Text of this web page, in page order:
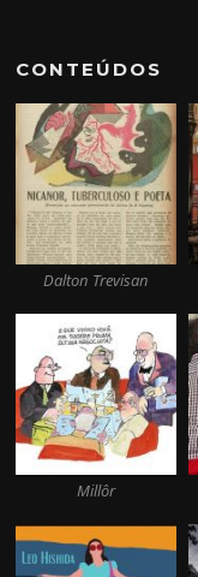
CONTEÚDOS
Dalton Trevisan
Millôr